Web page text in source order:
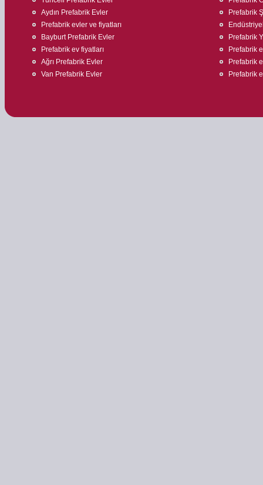
Aydın Prefabrik Evler
Prefabrik evler ve fiyatları
Bayburt Prefabrik Evler
Prefabrik ev fiyatları
Ağrı Prefabrik Evler
Van Prefabrik Evler
Prefabrik
Prefabrik
Prefabrik
Prefabrik
Prefabrik